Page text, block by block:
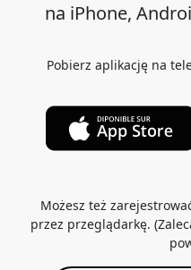
na iPhone,
Pobierz aplikację na
Możesz też
przez przeglądarkę.